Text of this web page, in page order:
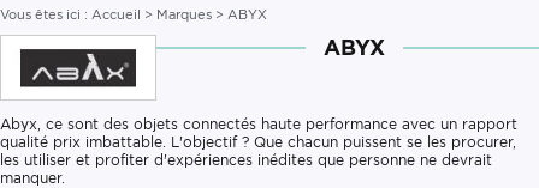
Vous êtes ici : Accueil > Marques > ABYX
ABYX
Abyx, ce sont des objets connectés haute performance avec un rapport
qualité prix imbattable. L'objectif ? Que chacun puissent se les procurer,
les utiliser et profiter d'expériences inédites que personne ne devrait
manquer.